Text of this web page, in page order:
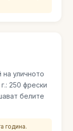
уличното
250 фрески
белите
година.